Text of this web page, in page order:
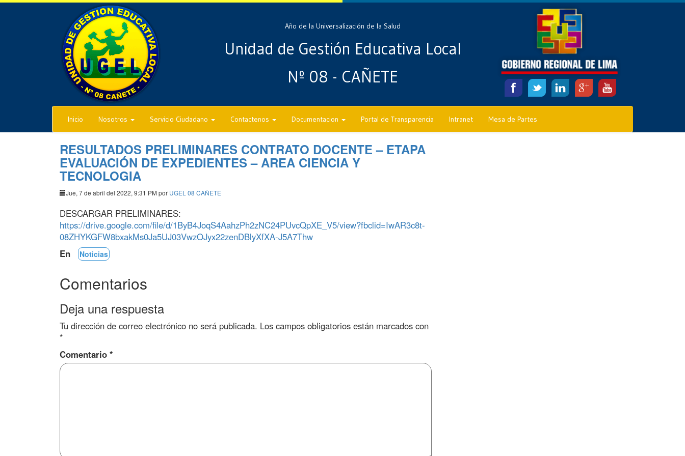
Año de la Universalización de la Salud
Unidad de Gestión Educativa Local
Nº 08 - CAÑETE
Inicio Nosotros Servicio Ciudadano Contactenos Documentacion Portal de Transparencia Intranet Mesa de Partes
RESULTADOS PRELIMINARES CONTRATO DOCENTE – ETAPA
EVALUACIÓN DE EXPEDIENTES – AREA CIENCIA Y
TECNOLOGIA
Jue, 7 de abril del 2022, 9:31 PM por UGEL 08 CAÑETE
DESCARGAR PRELIMINARES:
https://drive.google.com/file/d/1ByB4JoqS4AahzPh2zNC24PUvcQpXE_V5/view?fbclid=IwAR3c8t-
08ZHYKGFW8bxakMs0Ja5UJ03VwzOJyx22zenDBlyXfXA-J5A7Thw
En
Noticias
Comentarios
Deja una respuesta
Tu dirección de correo electrónico no será publicada. Los campos obligatorios están marcados con
*
Comentario *